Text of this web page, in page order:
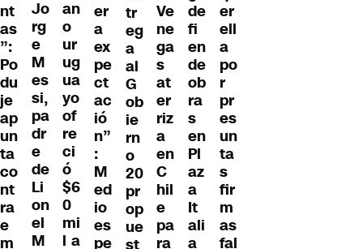
nt
as
”:
Po
du
je
ap
un
ta
co
nt
ra
e
m
Jo
rg
e
M
es
si,
pa
dr
e
de
Li
on
el
M
an
o
ur
ug
ua
yo
of
re
ci
ó
$6
0
mi
l a
er
a
ex
pe
ct
ac
ió
n”
:
M
ed
io
es
pe
tr
eg
a
al
G
ob
ie
rn
o
20
pr
op
ue
st
Ve
ne
ga
s
at
er
riz
a
en
C
hil
e
pa
ra
de
fi
en
de
ob
ra
s
en
Pl
az
a
It
ali
a
er
ell
a
po
r
pr
es
un
ta
s
fir
m
as
fal